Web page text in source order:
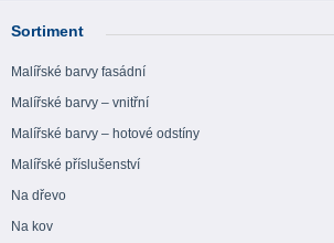
Sortiment
Malířské barvy fasádní
Malířské barvy – vnitřní
Malířské barvy – hotové odstíny
Malířské příslušenství
Na dřevo
Na kov